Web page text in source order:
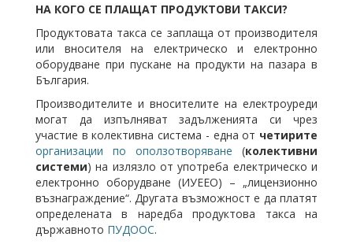
НА КОГО СЕ ПЛАЩАТ ПРОДУКТОВИ ТАКСИ?
Продуктовата такса се заплаща от производителя
или вносителя на електрическо и електронно
оборудване при пускане на продукти на пазара в
България.
Производителите и вносителите на електроуреди
могат да изпълняват задълженията си чрез
участие в колективна система - една от четирите
организации по оползотворяване (колективни
системи) на излязло от употреба електрическо и
електронно оборудване (ИУЕЕО) – „лицензионно
възнаграждение“. Другата възможност е да платят
определената в наредба продуктова такса на
държавното ПУДООС.